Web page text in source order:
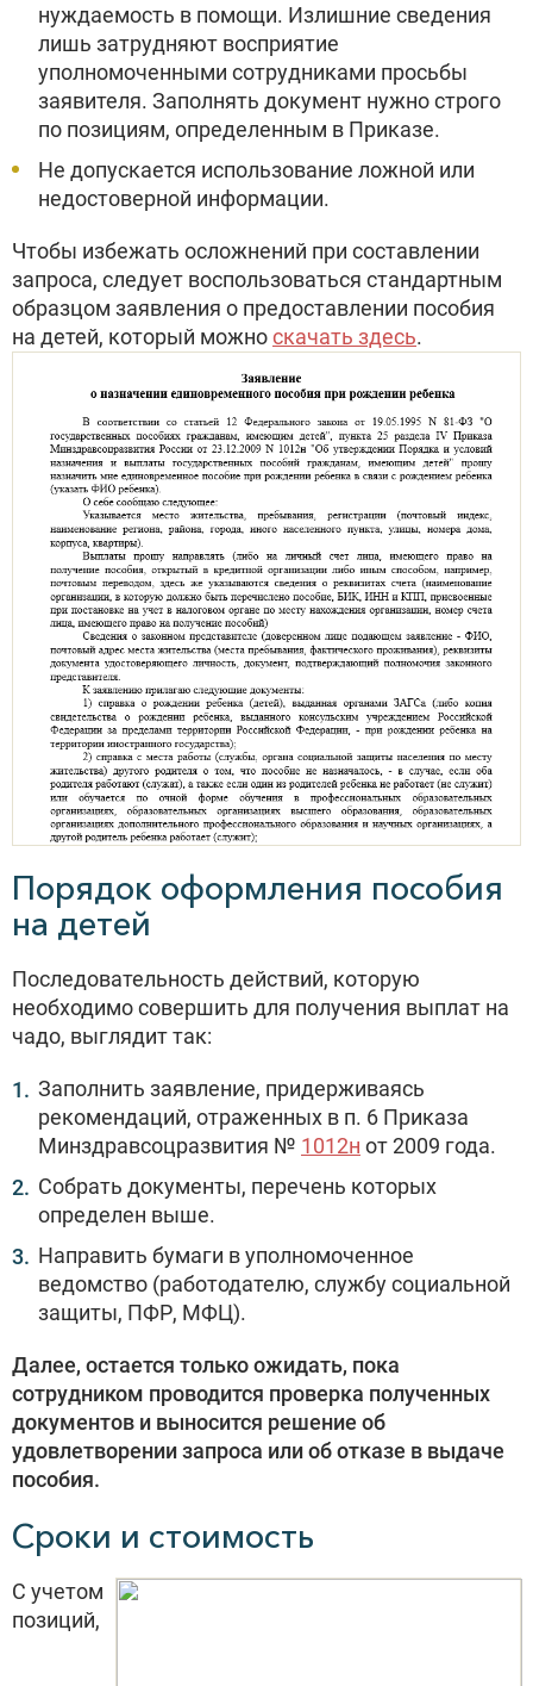
нуждаемость в помощи. Излишние сведения
лишь затрудняют восприятие
уполномоченными сотрудниками просьбы
заявителя. Заполнять документ нужно строго
по позициям, определенным в Приказе.
Не допускается использование ложной или
недостоверной информации.
Чтобы избежать осложнений при составлении
запроса, следует воспользоваться стандартным
образцом заявления о предоставлении пособия
на детей, который можноскачать здесь.
Порядок оформления пособия
на детей
Последовательность действий, которую
необходимо совершить для получения выплат на
чадо, выглядит так:
Заполнить заявление, придерживаясь
рекомендаций, отраженных в п. 6 Приказа
Минздравсоцразвития № 1012н от 2009 года.
Собрать документы, перечень которых
определен выше.
Направить бумаги в уполномоченное
ведомство (работодателю, службу социальной
защиты, ПФР, МФЦ).
Далее, остается только ожидать, пока
сотрудником проводится проверка полученных
документов и выносится решение об
удовлетворении запроса или об отказе в выдаче
пособия.
Сроки и стоимость
С учетом
позиций,